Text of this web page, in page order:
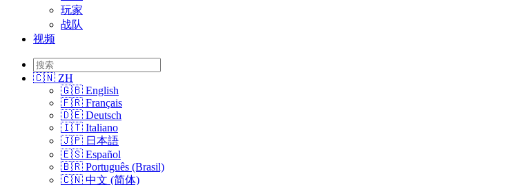
玩家
战队
视频
🇨🇳 ZH
🇬🇧 English
🇫🇷 Français
🇩🇪 Deutsch
🇮🇹 Italiano
🇯🇵 日本語
🇪🇸 Español
🇧🇷 Português (Brasil)
🇨🇳 中文 (简体)